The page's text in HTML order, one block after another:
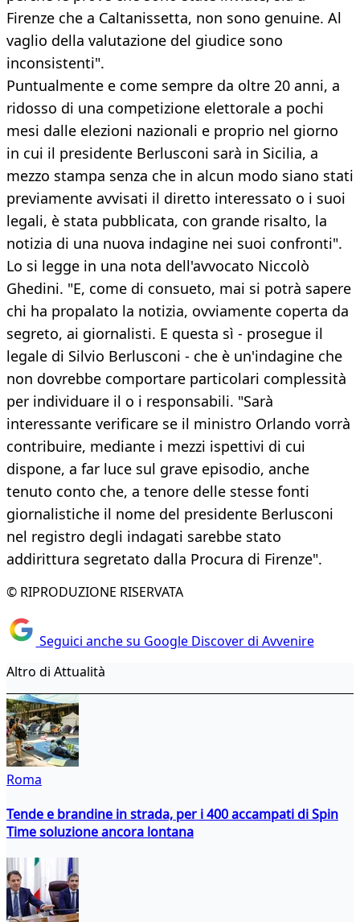
Firenze che a Caltanissetta, non sono genuine. Al
vaglio della valutazione del giudice sono
inconsistenti".
Puntualmente e come sempre da oltre 20 anni, a
ridosso di una competizione elettorale a pochi
mesi dalle elezioni nazionali e proprio nel giorno
in cui il presidente Berlusconi sarà in Sicilia, a
mezzo stampa senza che in alcun modo siano stati
previamente avvisati il diretto interessato o i suoi
legali, è stata pubblicata, con grande risalto, la
notizia di una nuova indagine nei suoi confronti".
Lo si legge in una nota dell'avvocato Niccolò
Ghedini. "E, come di consueto, mai si potrà sapere
chi ha propalato la notizia, ovviamente coperta da
segreto, ai giornalisti. E questa sì - prosegue il
legale di Silvio Berlusconi - che è un'indagine che
non dovrebbe comportare particolari complessità
per individuare il o i responsabili. "Sarà
interessante verificare se il ministro Orlando vorrà
contribuire, mediante i mezzi ispettivi di cui
dispone, a far luce sul grave episodio, anche
tenuto conto che, a tenore delle stesse fonti
giornalistiche il nome del presidente Berlusconi
nel registro degli indagati sarebbe stato
addirittura segretato dalla Procura di Firenze".
© RIPRODUZIONE RISERVATA
Seguici anche su Google Discover di Avvenire
Altro di Attualità
Roma
Tende e brandine in strada, per i 400 accampati di Spin
Time soluzione ancora lontana